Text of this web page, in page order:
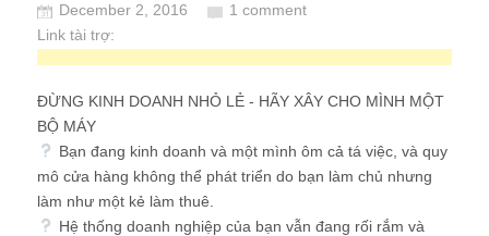
December 2, 2016
1 comment
Link tài trợ:
ĐỪNG KINH DOANH NHỎ LẺ - HÃY XÂY CHO MÌNH MỘT
BỘ MÁY
Bạn đang kinh doanh và một mình ôm cả tá việc, và quy
mô cửa hàng không thể phát triển do bạn làm chủ nhưng
làm như một kẻ làm thuê.
Hệ thống doanh nghiệp của bạn vẫn đang rối rắm và